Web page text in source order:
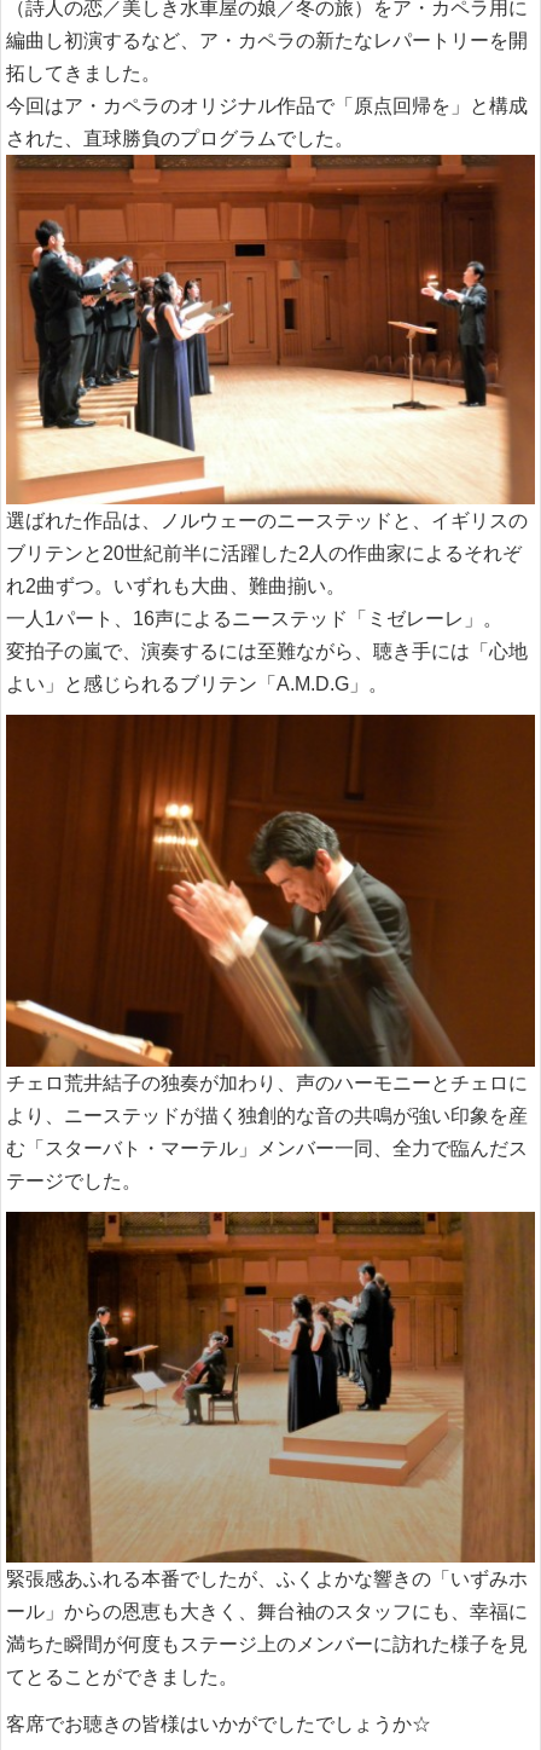
（詩人の恋／美しき水車屋の娘／冬の旅）をア・カペラ用に
編曲し初演するなど、ア・カペラの新たなレパートリーを開
拓してきました。
今回はア・カペラのオリジナル作品で「原点回帰を」と構成
された、直球勝負のプログラムでした。
選ばれた作品は、ノルウェーのニーステッドと、イギリスの
ブリテンと20世紀前半に活躍した2人の作曲家によるそれぞ
れ2曲ずつ。いずれも大曲、難曲揃い。
一人1パート、16声によるニーステッド「ミゼレーレ」。
変拍子の嵐で、演奏するには至難ながら、聴き手には「心地
よい」と感じられるブリテン「A.M.D.G」。
チェロ荒井結子の独奏が加わり、声のハーモニーとチェロに
より、ニーステッドが描く独創的な音の共鳴が強い印象を産
む「スターバト・マーテル」メンバー一同、全力で臨んだス
テージでした。
緊張感あふれる本番でしたが、ふくよかな響きの「いずみホ
ール」からの恩恵も大きく、舞台袖のスタッフにも、幸福に
満ちた瞬間が何度もステージ上のメンバーに訪れた様子を見
てとることができました。
客席でお聴きの皆様はいかがでしたでしょうか☆